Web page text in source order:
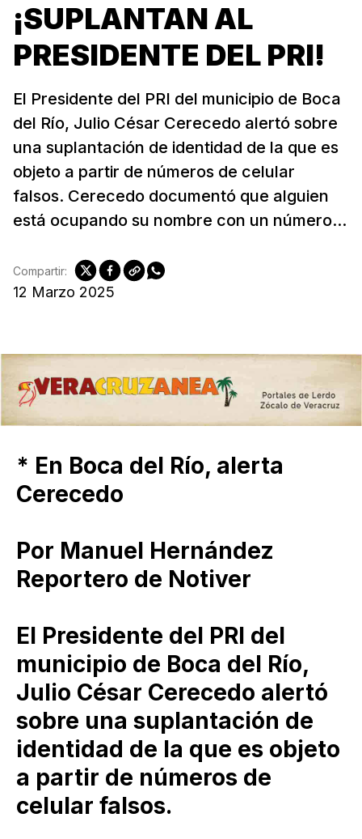
¡SUPLANTAN AL
PRESIDENTE DEL PRI!
El Presidente del PRI del municipio de Boca
del Río, Julio César Cerecedo alertó sobre
una suplantación de identidad de la que es
objeto a partir de números de celular
falsos. Cerecedo documentó que alguien
está ocupando su nombre con un número...
12 Marzo 2025
Compartir:
* En Boca del Río, alerta
Cerecedo
Por Manuel Hernández
Reportero de Notiver
El Presidente del PRI del
municipio de Boca del Río,
Julio César Cerecedo alertó
sobre una suplantación de
identidad de la que es objeto
a partir de números de
celular falsos.